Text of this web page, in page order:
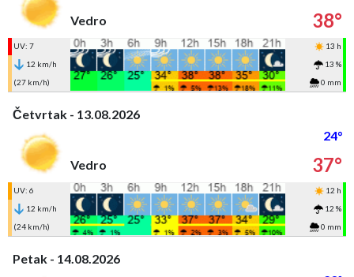
Vedro
38°
UV: 7
13 h
12 km/h
13 %
(27 km/h)
0 mm
Četvrtak - 13.08.2026
24°
Vedro
37°
UV: 6
12 h
12 km/h
12 %
(24 km/h)
0 mm
Petak - 14.08.2026